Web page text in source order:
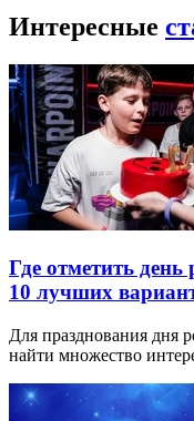
Интересные
Где отметить
10 лучших
Для празднования дня
найти множество